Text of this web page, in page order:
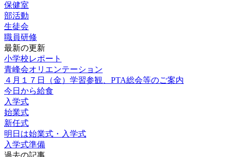
保健室
部活動
生徒会
職員研修
最新の更新
小学校レポート
青峰会オリエンテーション
４月１７日（金）学習参観、PTA総会等のご案内
今日から給食
入学式
始業式
新任式
明日は始業式・入学式
入学式準備
過去の記事